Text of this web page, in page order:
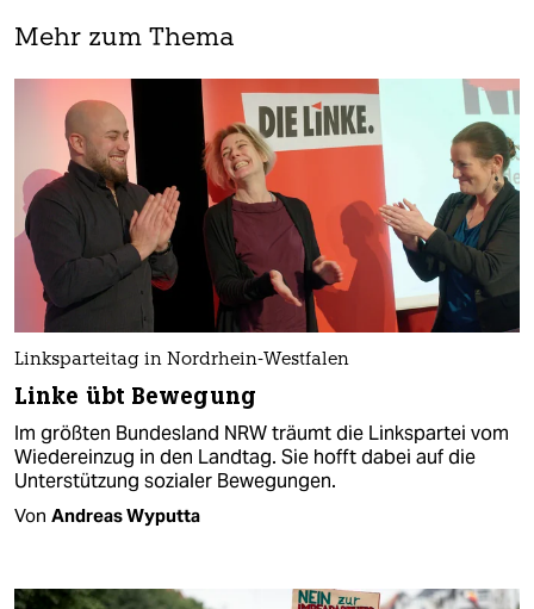
Mehr zum Thema
Linksparteitag in Nordrhein-Westfalen
Linke übt Bewegung
Im größten Bundesland NRW träumt die Linkspartei vom
Wiedereinzug in den Landtag. Sie hofft dabei auf die
Unterstützung sozialer Bewegungen.
Von Andreas Wyputta